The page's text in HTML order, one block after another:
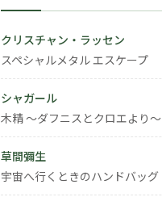
クリスチャン・ラッセン
スペシャルメタル エスケープ
シャガール
木精 ～ダフニスとクロエより～
草間彌生
宇宙へ行くときのハンドバッグ